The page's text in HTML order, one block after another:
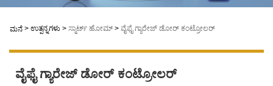
ಮನೆ > ಉತ್ಪನ್ನಗಳು > ಸ್ಮಾರ್ಟ್ ಹೋಮ್ > ವೈಫೈ ಗ್ಯಾರೇಜ್ ಡೋರ್ ಕಂಟ್ರೋಲರ್
ವೈಫೈ ಗ್ಯಾರೇಜ್ ಡೋರ್ ಕಂಟ್ರೋಲರ್